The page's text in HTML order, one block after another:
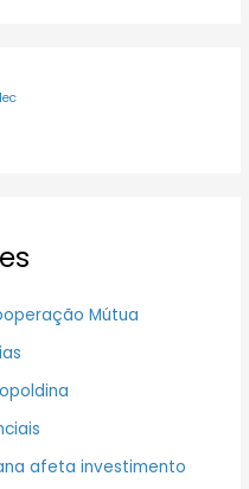
Mútua
afeta investimento